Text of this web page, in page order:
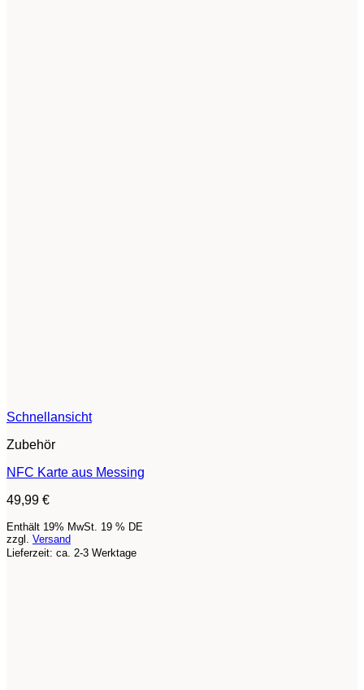
Schnellansicht
Zubehör
NFC Karte aus Messing
49,99 €
Enthält 19% MwSt. 19 % DE
zzgl. Versand
Lieferzeit: ca. 2-3 Werktage